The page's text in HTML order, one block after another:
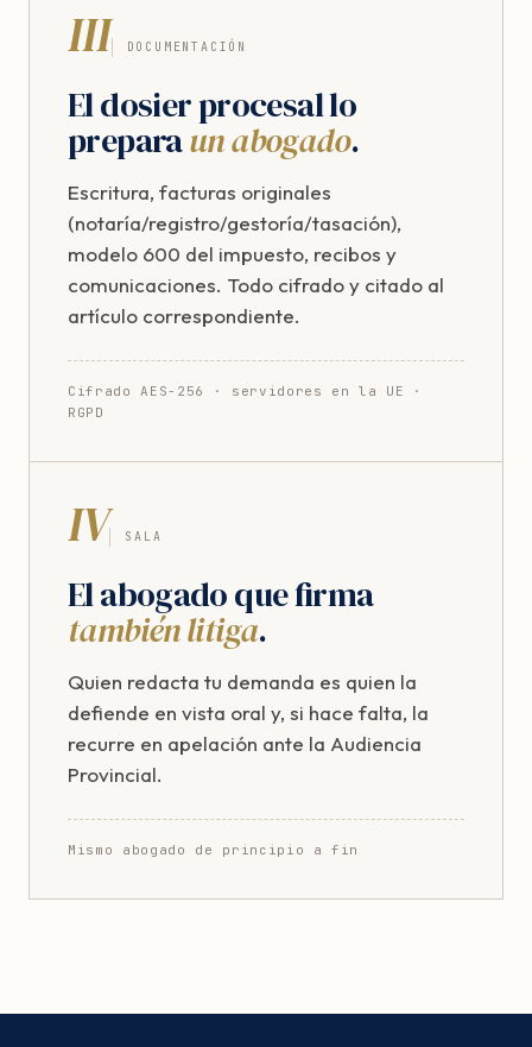
III DOCUMENTACIÓN
El dosier procesal lo
preparaun abogado.
Escritura, facturas originales
(notaría/registro/gestoría/tasación),
modelo 600 del impuesto, recibos y
comunicaciones. Todo cifrado y citado al
artículo correspondiente.
Cifrado AES-256 · servidores en la UE ·
RGPD
IV SALA
El abogado que firma
también litiga.
Quien redacta tu demanda es quien la
defiende en vista oral y, si hace falta, la
recurre en apelación ante la Audiencia
Provincial.
Mismo abogado de principio a fin